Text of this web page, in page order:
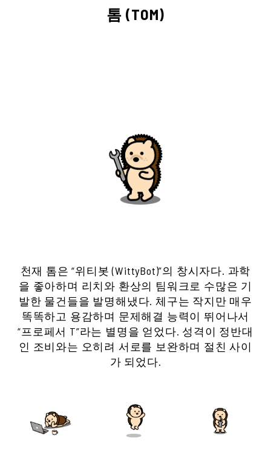
톰 (TOM)
천재 톰은 “위티봇 (WittyBot)”의 창시자다. 과학
을 좋아하며 리치와 환상의 팀워크로 수많은 기
발한 물건들을 발명해냈다. 체구는 작지만 매우
똑똑하고 용감하며 문제해결 능력이 뛰어나서
“프로페서 T”라는 별명을 얻었다. 성격이 정반대
인 조비와는 오히려 서로를 보완하며 절친 사이
가 되었다.